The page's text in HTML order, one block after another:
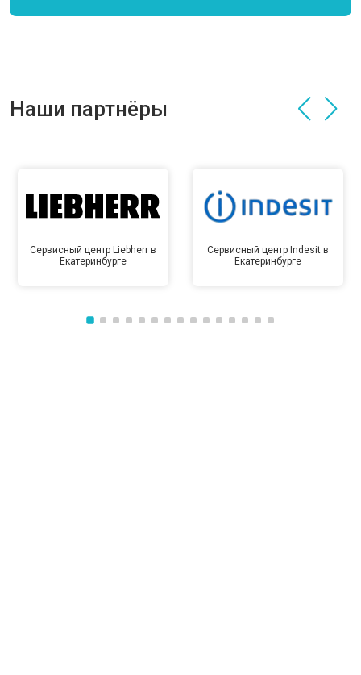
Наши партнёры
Сервисный центр Liebherr в
Екатеринбурге
Сервисный центр Indesit в
Екатеринбурге